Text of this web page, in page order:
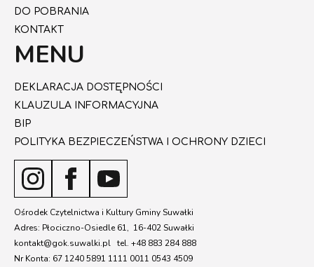
DO POBRANIA
KONTAKT
MENU
DEKLARACJA DOSTĘPNOŚCI
KLAUZULA INFORMACYJNA
BIP
POLITYKA BEZPIECZEŃSTWA I OCHRONY DZIECI
Ośrodek Czytelnictwa i Kultury Gminy Suwałki
Adres: Płociczno-Osiedle 61, 16-402 Suwałki
kontakt@gok.suwalki.pl tel. +48 883 284 888
Nr Konta: 67 1240 5891 1111 0011 0543 4509